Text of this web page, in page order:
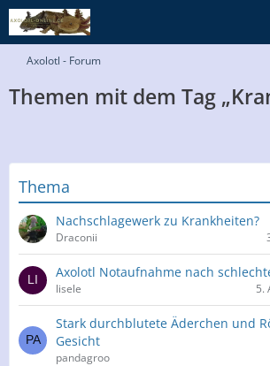
Axolotl - Forum
Themen mit dem Tag
Thema
Nachschlagewerk zu Krankheiten?
Draconii
Axolotl Notaufnahme nach
lisele
5.
Stark durchblutete Äderchen und
Gesicht
pandagroo